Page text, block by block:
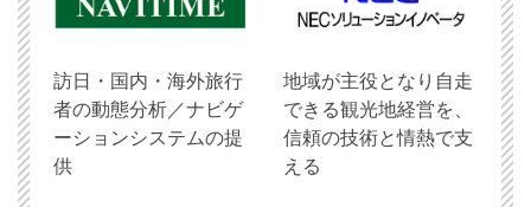
訪日・国内・海外旅行
者の動態分析／ナビゲ
ーションシステムの提
供
地域が主役となり自走
できる観光地経営を、
信頼の技術と情熱で支
える